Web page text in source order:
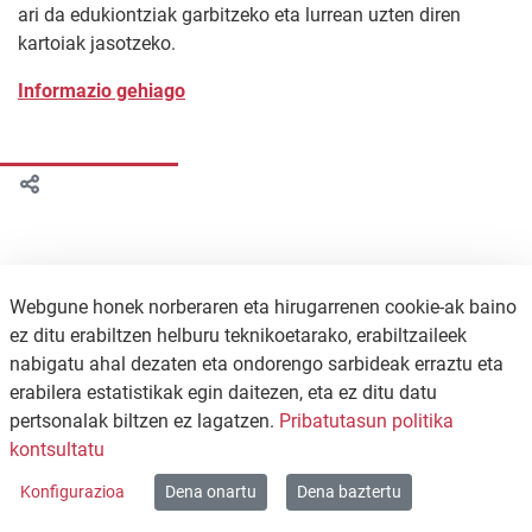
ari da edukiontziak garbitzeko eta lurrean uzten diren
kartoiak jasotzeko.
Informazio gehiago
Copyright © 2026 / Excmo. agurain | Todos los derechos reservados.
Webgune honek norberaren eta hirugarrenen cookie-ak baino
ez ditu erabiltzen helburu teknikoetarako, erabiltzaileek
nabigatu ahal dezaten eta ondorengo sarbideak erraztu eta
erabilera estatistikak egin daitezen, eta ez ditu datu
pertsonalak biltzen ez lagatzen. Pribatutasun politika
kontsultatu
Konfigurazioa Dena onartu Dena baztertu